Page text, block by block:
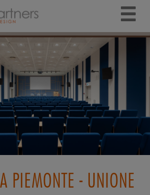
PIEMONTE - UNIONE